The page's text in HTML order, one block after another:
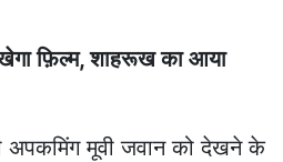
फ़िल्म, शाहरूख का आया
मूवी जवान को देखने के